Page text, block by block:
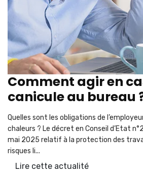
Comment agir en
canicule au bureau
Quelles sont les obligations de
chaleurs ? Le décret en Conseil d’Etat
mai 2025 relatif à la protection des
risques li...
Lire cette actualité